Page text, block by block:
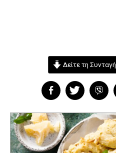
Δείτε τη Συνταγή